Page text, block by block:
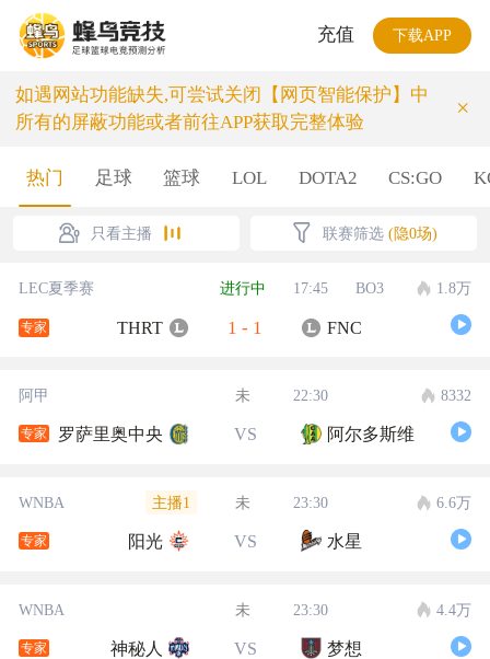
充值 下载APP
如遇网站功能缺失,可尝试关闭【网页智能保护】中
所有的屏蔽功能或者前往APP获取完整体验
×
热门 足球 篮球 LOL DOTA2 CS:GO
只看主播 联赛筛选 (隐0场)
LEC夏季赛 进行中 17:45 BO3 1.8万
专家 THRT 1 - 1 FNC
阿甲 未 22:30 8332
专家 罗萨里奥中央 VS 阿尔多斯维
WNBA 主播1 未 23:30 6.6万
专家 阳光 VS 水星
WNBA 未 23:30 4.4万
专家 神秘人 VS 梦想